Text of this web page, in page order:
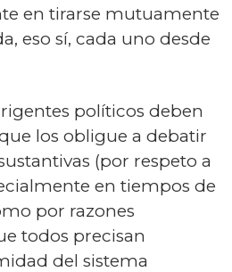
en tirarse mutuamente
eso sí, cada uno desde
políticos deben
los obligue a debatir
(por respeto a
en tiempos de
por razones
todos precisan
del sistema